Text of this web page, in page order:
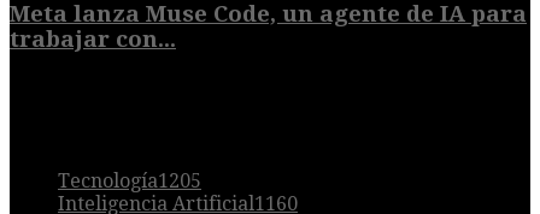
Meta lanza Muse Code, un agente de IA para
trabajar con...
Tecnología1205
Inteligencia Artificial1160